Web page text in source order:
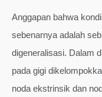
Anggapan bahwa
sebenarnya adalah
digeneralisasi. Dalam
pada gigi
noda ekstrinsik dan